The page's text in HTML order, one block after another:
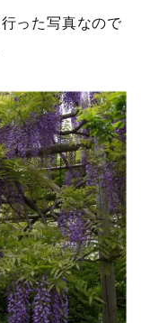
った写真なので